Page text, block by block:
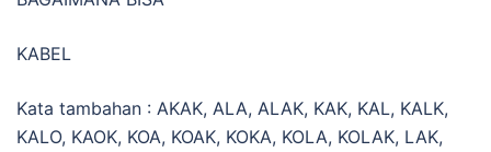
KABEL
Kata tambahan : AKAK, ALA, ALAK, KAK, KAL, KALK,
KALO, KAOK, KOA, KOAK, KOKA, KOLA, KOLAK, LAK,